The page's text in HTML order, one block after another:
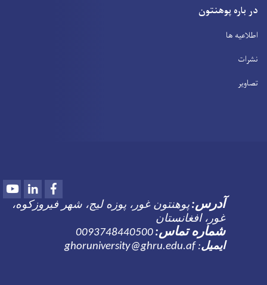
در باره پوهنتون
اطلاعیه ها
نشرات
تصاویر
YoutubeLinkedIn
آدرس:پوهنتون غور، پوزه لیج، شهر فیروزکوه،
غور، افغانستان
شماره تماس: 0093748440500
ایمیل: